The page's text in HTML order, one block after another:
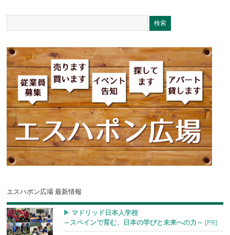
エスハポン広場 最新情報
▶︎ マドリッド日本人学校
～スペインで育む、日本の学びと未来への力～ [PR]